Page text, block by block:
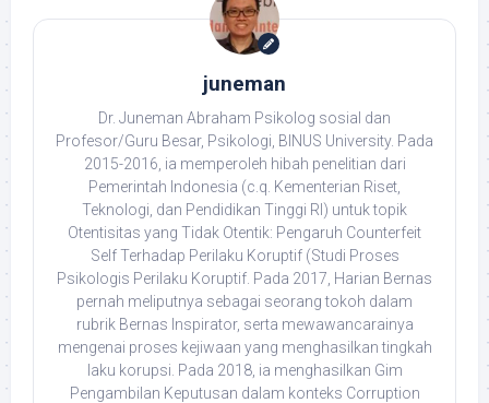
juneman
Dr. Juneman Abraham Psikolog sosial dan
Profesor/Guru Besar, Psikologi, BINUS University. Pada
2015-2016, ia memperoleh hibah penelitian dari
Pemerintah Indonesia (c.q. Kementerian Riset,
Teknologi, dan Pendidikan Tinggi RI) untuk topik
Otentisitas yang Tidak Otentik: Pengaruh Counterfeit
Self Terhadap Perilaku Koruptif (Studi Proses
Psikologis Perilaku Koruptif. Pada 2017, Harian Bernas
pernah meliputnya sebagai seorang tokoh dalam
rubrik Bernas Inspirator, serta mewawancarainya
mengenai proses kejiwaan yang menghasilkan tingkah
laku korupsi. Pada 2018, ia menghasilkan Gim
Pengambilan Keputusan dalam konteks Corruption